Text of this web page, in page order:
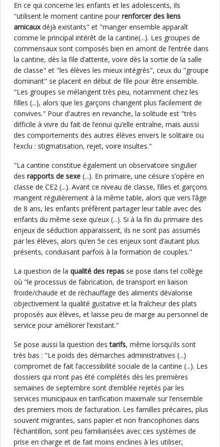
En ce qui concerne les enfants et les adolescents, ils
"utilisent le moment cantine pour renforcer des liens
amicauxdéjà existants" et "manger ensemble apparaît
comme le principal intérêt de la cantine(...). Les groupes de
commensaux sont composés bien en amont de l’entrée dans
la cantine, dès la file d’attente, voire dès la sortie de la salle
de classe" et "les élèves les mieux intégrés", ceux du "groupe
dominant" se placent en début de file pour être ensemble.
"Les groupes se mélangent très peu, notamment chez les
filles (...), alors que les garçons changent plus facilement de
convives." Pour d'autres en revanche, la solitude est "très
difficile à vivre du fait de l’ennui qu’elle entraîne, mais aussi
des comportements des autres élèves envers le solitaire ou
l’exclu : stigmatisation, rejet, voire insultes."
"La cantine constitue également un observatoire singulier
des rapports de sexe (...). En primaire, une césure s’opère en
classe de CE2 (...). Avant ce niveau de classe, filles et garçons
mangent régulièrement à la même table, alors que vers l’âge
de 8 ans, les enfants préfèrent partager leur table avec des
enfants du même sexe qu’eux (...). Si à la fin du primaire des
enjeux de séduction apparaissent, ils ne sont pas assumés
par les élèves, alors qu’en 5e ces enjeux sont d’autant plus
présents, conduisant parfois à la formation de couples."
La question de la qualité des repas se pose dans tel collège
où "le processus de fabrication, de transport en liaison
froide/chaude et de réchauffage des aliments dévalorise
objectivement la qualité gustative et la fraîcheur des plats
proposés aux élèves, et laisse peu de marge au personnel de
service pour améliorer l’existant."
Se pose aussi la question destarifs, même lorsqu'ils sont
très bas : "Le poids des démarches administratives (...)
compromet de fait l’accessibilité sociale de la cantine (...). Les
dossiers qui n’ont pas été complétés dès les premières
semaines de septembre sont d’emblée rejetés par les
services municipaux en tarification maximale sur l’ensemble
des premiers mois de facturation. Les familles précaires, plus
souvent migrantes, sans papier et non francophones dans
l’échantillon, sont peu familiarisées avec ces systèmes de
prise en charge et de fait moins enclines à les utiliser,